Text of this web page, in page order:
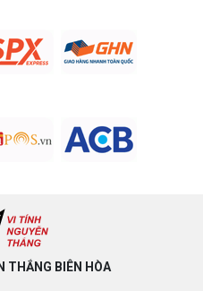
THẮNG BIÊN HÒA​